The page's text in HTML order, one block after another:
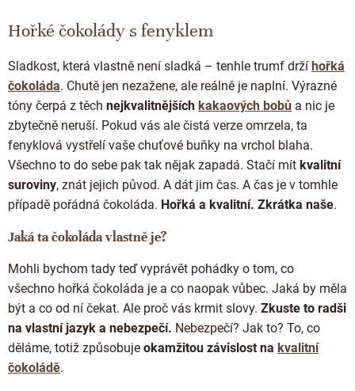
l
á
a
c
í
r
v
k
y
v
ý
u
Hořké čokolády s fenyklem
Sladkost, která vlastně není sladká – tenhle trumf drží hořká
čokoláda. Chutě jen nezažene, ale reálně je naplní. Výrazné
tóny čerpá z těch nejkvalitnějších kakaových bobů a nic je
zbytečně neruší. Pokud vás ale čistá verze omrzela, ta
fenyklová vystřelí vaše chuťové buňky na vrchol blaha.
Všechno to do sebe pak tak nějak zapadá. Stačí mít kvalitní
suroviny, znát jejich původ. A dát jim čas. A čas je v tomhle
případě pořádná čokoláda. Hořká a kvalitní. Zkrátka naše.
Jaká ta čokoláda vlastně je?
Mohli bychom tady teď vyprávět pohádky o tom, co
všechno hořká čokoláda je a co naopak vůbec. Jaká by měla
být a co od ní čekat. Ale proč vás krmit slovy. Zkuste to radši
na vlastní jazyk a nebezpečí. Nebezpečí? Jak to? To, co
děláme, totiž způsobuje okamžitou závislost na kvalitní
čokoládě.